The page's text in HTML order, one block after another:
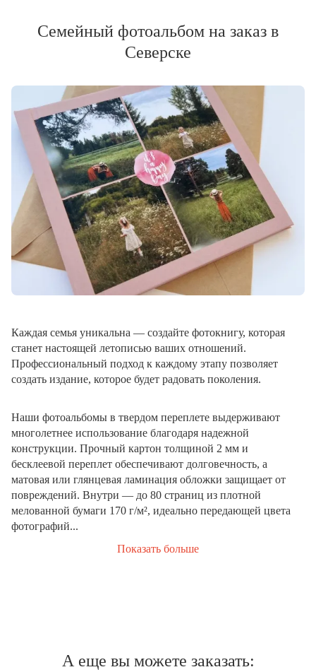
Семейный фотоальбом на заказ в
Северске
Каждая семья уникальна — создайте фотокнигу, которая
станет настоящей летописью ваших отношений.
Профессиональный подход к каждому этапу позволяет
создать издание, которое будет радовать поколения.
Наши фотоальбомы в твердом переплете выдерживают
многолетнее использование благодаря надежной
конструкции. Прочный картон толщиной 2 мм и
бесклеевой переплет обеспечивают долговечность, а
матовая или глянцевая ламинация обложки защищает от
повреждений. Внутри — до 80 страниц из плотной
мелованной бумаги 170 г/м², идеально передающей цвета
фотографий...
Показать больше
А еще вы можете заказать: